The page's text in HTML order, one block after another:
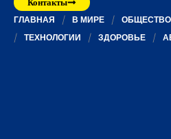
ГЛАВНАЯ В МИРЕ ОБЩЕСТВО
ТЕХНОЛОГИИ
ЗДОРОВЬЕ